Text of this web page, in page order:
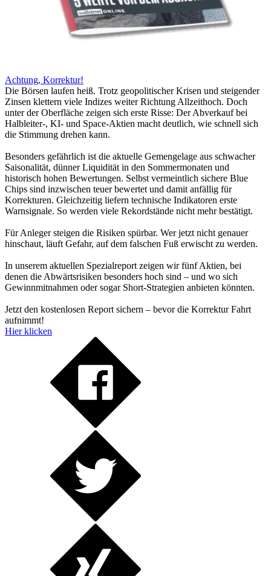
Achtung, Korrektur!
Die Börsen laufen heiß. Trotz geopolitischer Krisen und steigender
Zinsen klettern viele Indizes weiter Richtung Allzeithoch. Doch
unter der Oberfläche zeigen sich erste Risse: Der Abverkauf bei
Halbleiter-, KI- und Space-Aktien macht deutlich, wie schnell sich
die Stimmung drehen kann.
Besonders gefährlich ist die aktuelle Gemengelage aus schwacher
Saisonalität, dünner Liquidität in den Sommermonaten und
historisch hohen Bewertungen. Selbst vermeintlich sichere Blue
Chips sind inzwischen teuer bewertet und damit anfällig für
Korrekturen. Gleichzeitig liefern technische Indikatoren erste
Warnsignale. So werden viele Rekordstände nicht mehr bestätigt.
Für Anleger steigen die Risiken spürbar. Wer jetzt nicht genauer
hinschaut, läuft Gefahr, auf dem falschen Fuß erwischt zu werden.
In unserem aktuellen Spezialreport zeigen wir fünf Aktien, bei
denen die Abwärtsrisiken besonders hoch sind – und wo sich
Gewinnmitnahmen oder sogar Short-Strategien anbieten könnten.
Jetzt den kostenlosen Report sichern – bevor die Korrektur Fahrt
aufnimmt!
Hier klicken